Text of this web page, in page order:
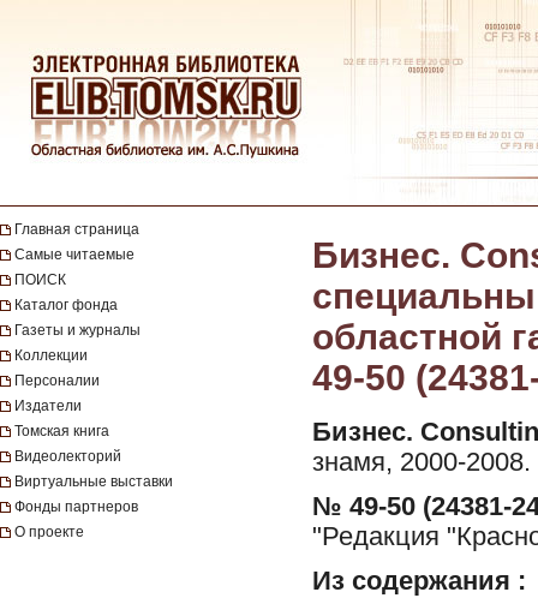
Главная страница
Самые читаемые
ПОИСК
Каталог фонда
Газеты и журналы
Коллекции
Персоналии
Издатели
Томская книга
Видеолекторий
Виртуальные выставки
Фонды партнеров
О проекте
Бизнес.
областной
49-50
Бизнес.
знамя, 2000-2008.
№ 49-50 (24381-
"Редакция
Из содержания :